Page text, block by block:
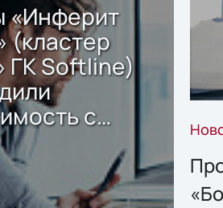
«Инферит
(кластер
ГК Softline)
с
Sharx
для
данных